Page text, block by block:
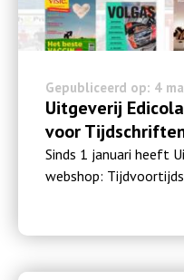
Gepubliceerd op: 4
Uitgeverij
voor
Sinds 1 januari heeft
webshop: